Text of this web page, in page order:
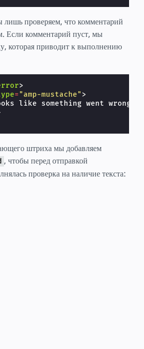
проверяем, что комментарий
Если комментарий пуст, мы
которая приводит к выполнению
>
="amp-mustache">
like something went wrong
штриха мы добавляем
, чтобы перед отправкой
проверка на наличие текста: